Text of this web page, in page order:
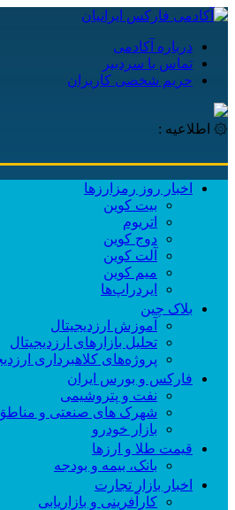
درباره آکادمی
تماس با سردبیر
حریم شخصی کاربران
۞ اطلاعیه :
اخبار روز رمزارزها
بیت کوین
اتریوم
دوج کوین
آلت کوین
میم کوین‌
ایردراپ‌ها
بلاک چین
آموزش ارزدیجیتال
تحلیل بازارهای ارزدیجیتال
پروژه‌های کلاهبرداری
فارکس و بورس ایران
نفت و پتروشیمی
شهرک های صنعتی و مناطق
بازار خودرو
قیمت طلا و ارزها
بانک، بیمه و بودجه
اخبار بازار تجارت
کارآفرینی و بازاریابی